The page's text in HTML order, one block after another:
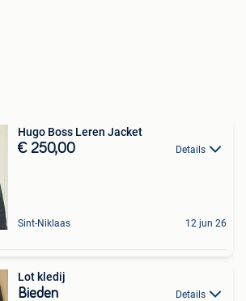
Hugo Boss Leren Jacket
€ 250,00 Details
Sint-Niklaas 12 jun 26
Lot kledij
Bieden Details